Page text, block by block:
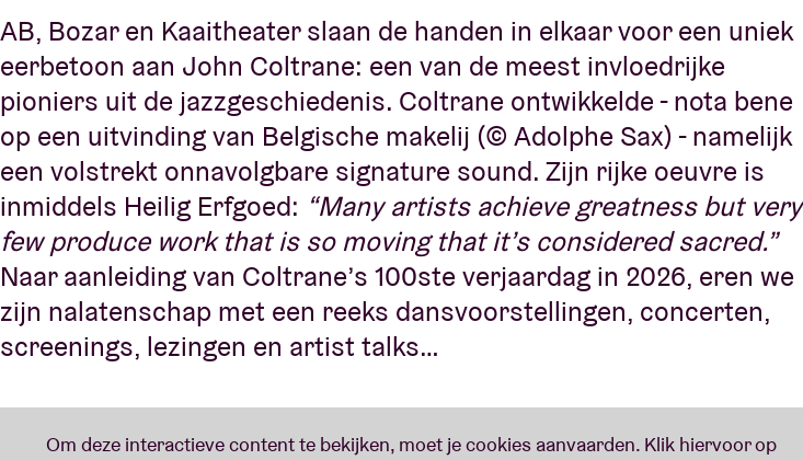
AB, Bozar en Kaaitheater slaan de handen in elkaar voor een uniek
eerbetoon aan John Coltrane: een van de meest invloedrijke
pioniers uit de jazzgeschiedenis. Coltrane ontwikkelde - nota bene
op een uitvinding van Belgische makelij (© Adolphe Sax) - namelijk
een volstrekt onnavolgbare signature sound. Zijn rijke oeuvre is
inmiddels Heilig Erfgoed: “Many artists achieve greatness but very
few produce work that is so moving that it’s considered sacred.”
Naar aanleiding van Coltrane’s 100ste verjaardag in 2026, eren we
zijn nalatenschap met een reeks dansvoorstellingen, concerten,
screenings, lezingen en artist talks…